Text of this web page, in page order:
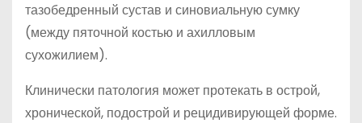
тазобедренный сустав и синовиальную сумку
(между пяточной костью и ахилловым
сухожилием).
Клинически патология может протекать в острой,
хронической, подострой и рецидивирующей форме.